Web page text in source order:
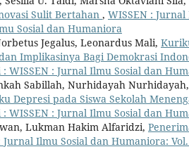
Sulit Bertahan , WISSEN :
Sosial dan Humaniora
Jegalus, Leonardus Mali,
Implikasinya Bagi Demokrasi
: WISSEN : Jurnal Ilmu Sosial dan
Sabillah, Nurhidayah
Depresi pada Siswa Sekolah
: WISSEN : Jurnal Ilmu Sosial dan
Lukman Hakim Alfaridzi,
Jurnal Ilmu Sosial dan Humaniora: